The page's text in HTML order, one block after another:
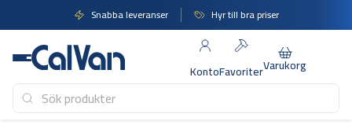
till
innehåll
Snabba leveranser Hyr till bra priser
KontoFavoriterVarukorg